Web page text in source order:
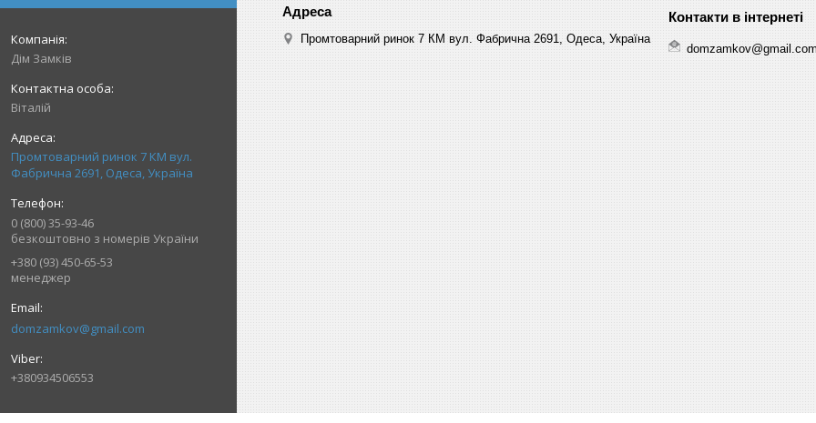
Дім Замків
Віталій
Промтоварний ринок 7 КМ вул.
Фабрична 2691, Одеса, Україна
0 (800) 35-93-46
безкоштовно з номерів України
+380 (93) 450-65-53
менеджер
domzamkov@gmail.com
+380934506553
Промтоварний ринок 7 КМ вул. Фабрична 2691, Одеса, Україна
domzamkov@gmail.com